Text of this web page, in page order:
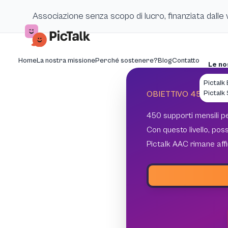
Associazione senza scopo di lucro, finanziata
HomeLa nostra missionePerché sostenere?BlogContatto Le
Pictalk
Pictalk
OBIETTIVO 450
450 supporti mensili
Con questo livello,
Pictalk AAC rimane